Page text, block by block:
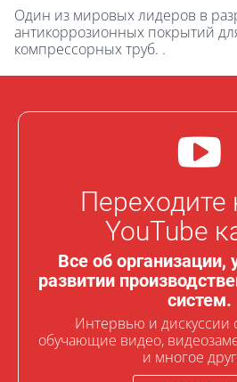
Один из мировых лидеров в
антикоррозионных покрытий
компрессорных труб. .
Переходите
YouTube
Все об организации,
развитии
систем.
Интервью и дискуссии
обучающие видео,
и многое